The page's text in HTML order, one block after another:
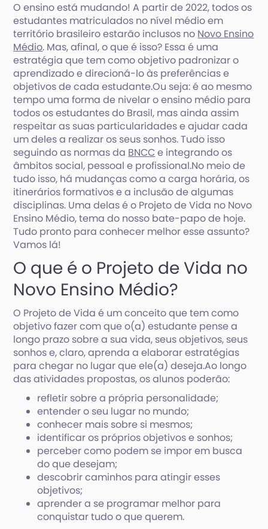
O ensino está mudando! A partir de 2022, todos os
estudantes matriculados no nível médio em
território brasileiro estarão inclusos no Novo Ensino
Médio. Mas, afinal, o que é isso? Essa é uma
estratégia que tem como objetivo padronizar o
aprendizado e direcioná-lo às preferências e
objetivos de cada estudante.Ou seja: é ao mesmo
tempo uma forma de nivelar o ensino médio para
todos os estudantes do Brasil, mas ainda assim
respeitar as suas particularidades e ajudar cada
um deles a realizar os seus sonhos. Tudo isso
seguindo as normas da BNCC e integrando os
âmbitos social, pessoal e profissional.No meio de
tudo isso, há mudanças como a carga horária, os
itinerários formativos e a inclusão de algumas
disciplinas. Uma delas é o Projeto de Vida no Novo
Ensino Médio, tema do nosso bate-papo de hoje.
Tudo pronto para conhecer melhor esse assunto?
Vamos lá!
O que é o Projeto de Vida no
Novo Ensino Médio?
O Projeto de Vida é um conceito que tem como
objetivo fazer com que o(a) estudante pense a
longo prazo sobre a sua vida, seus objetivos, seus
sonhos e, claro, aprenda a elaborar estratégias
para chegar no lugar que ele(a) deseja.Ao longo
das atividades propostas, os alunos poderão:
refletir sobre a própria personalidade;
entender o seu lugar no mundo;
conhecer mais sobre si mesmos;
identificar os próprios objetivos e sonhos;
perceber como podem se impor em busca
do que desejam;
descobrir caminhos para atingir esses
objetivos;
aprender a se programar melhor para
conquistar tudo o que querem.